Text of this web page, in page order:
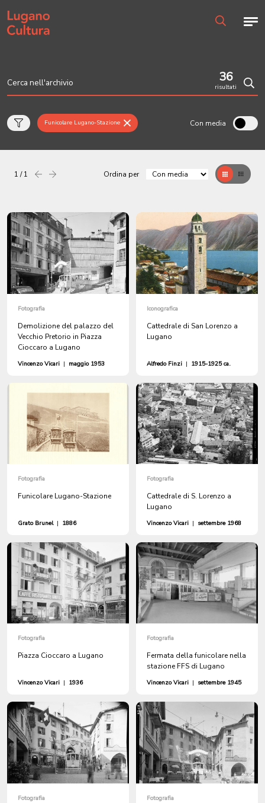
Home page
36
risultati
Funicolare Lugano-Stazione Con media
1 / 1 Precedentesuccessiva Ordina per GrigliaTable
Fotografia
Demolizione del palazzo del
Vecchio Pretorio in Piazza
Cioccaro a Lugano
Vincenzo Vicari | maggio 1953
Iconografica
Cattedrale di San Lorenzo a
Lugano
Alfredo Finzi | 1915-1925 ca.
Fotografia
Funicolare Lugano-Stazione
Grato Brunel | 1886
Fotografia
Cattedrale di S. Lorenzo a
Lugano
Vincenzo Vicari | settembre 1968
Fotografia
Piazza Cioccaro a Lugano
Vincenzo Vicari | 1936
Fotografia
Fermata della funicolare nella
stazione FFS di Lugano
Vincenzo Vicari | settembre 1945
Fotografia Fotografia